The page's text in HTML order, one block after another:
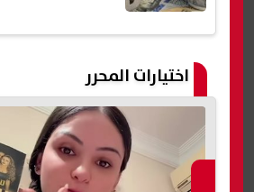
اختيارات المحرر